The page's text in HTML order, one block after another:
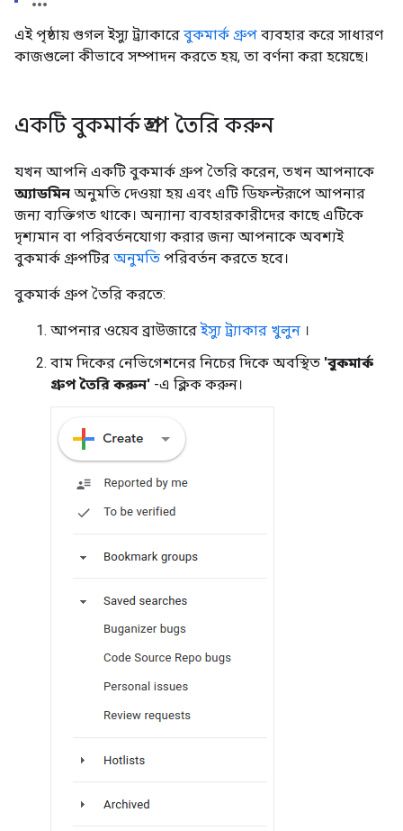
এই পৃষ্ঠায় গুগল ইস্যু ট্র্যাকারে বুকমার্ক গ্রুপ ব্যবহার করে সাধারণ
কাজগুলো কীভাবে সম্পাদন করতে হয়, তা বর্ণনা করা হয়েছে।
একটি বুকমার্ক গ্রুপ তৈরি করুন
যখন আপনি একটি বুকমার্ক গ্রুপ তৈরি করেন, তখন আপনাকে
অ্যাডমিন অনুমতি দেওয়া হয় এবং এটি ডিফল্টরূপে আপনার
জন্য ব্যক্তিগত থাকে। অন্যান্য ব্যবহারকারীদের কাছে এটিকে
দৃশ্যমান বা পরিবর্তনযোগ্য করার জন্য আপনাকে অবশ্যই
বুকমার্ক গ্রুপটির অনুমতি পরিবর্তন করতে হবে।
বুকমার্ক গ্রুপ তৈরি করতে:
আপনার ওয়েব ব্রাউজারেইস্যু ট্র্যাকার খুলুন ।
বাম দিকের নেভিগেশনের নিচের দিকে অবস্থিত 'বুকমার্ক
গ্রুপ তৈরি করুন' -এ ক্লিক করুন।